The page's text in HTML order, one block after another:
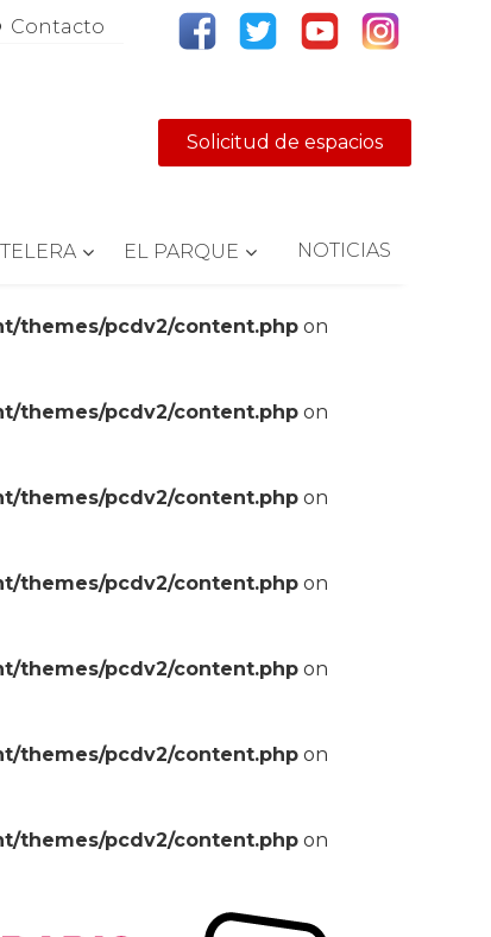
Contacto
Solicitud de espacios
EL PARQUE NOTICIAS
themes/pcdv2/content.php on
themes/pcdv2/content.php on
themes/pcdv2/content.php on
themes/pcdv2/content.php on
themes/pcdv2/content.php on
themes/pcdv2/content.php on
themes/pcdv2/content.php on